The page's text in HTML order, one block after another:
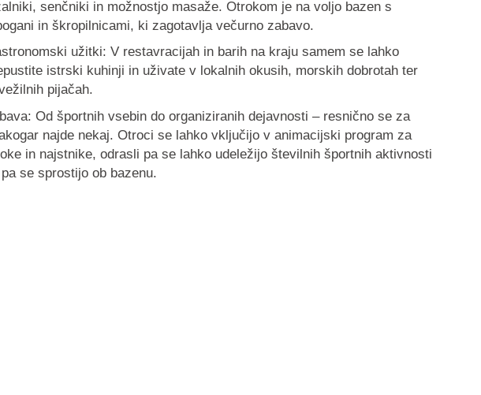
senčniki in možnostjo masaže. Otrokom je na voljo bazen s
in škropilnicami, ki zagotavlja večurno zabavo.
užitki: V restavracijah in barih na kraju samem se lahko
istrski kuhinji in uživate v lokalnih okusih, morskih dobrotah ter
pijačah.
: Od športnih vsebin do organiziranih dejavnosti – resnično se za
najde nekaj. Otroci se lahko vključijo v animacijski program za
in najstnike, odrasli pa se lahko udeležijo številnih športnih aktivnosti
se sprostijo ob bazenu.